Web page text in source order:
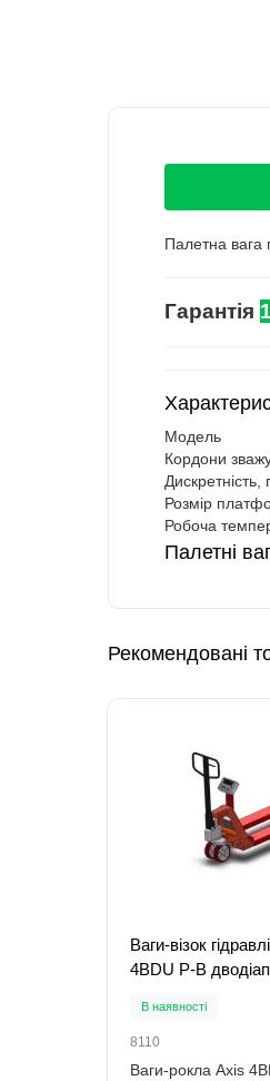
Палетна вага
Гарантія
Модель
Кордони
Дискретність, г
Розмір
Робоча
Палетні
Рекомендовані
Ваги-візок
4BDU P-B
В наявності
8110
Ваги-рокла Axis